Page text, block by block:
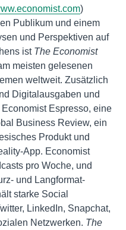
)
Publikum und einem
und Perspektiven auf
ist The Economist
meisten gelesenen
weltweit. Zusätzlich
Digitalausgaben und
Espresso, eine
Business Review, ein
Produkt und
App. Economist
pro Woche, und
und Langformat-
starke Social
LinkedIn, Snapchat,
Netzwerken. The